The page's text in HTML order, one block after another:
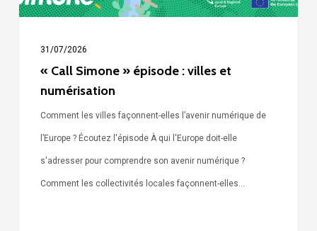
31/07/2026
« Call Simone » épisode : villes et
numérisation
Comment les villes façonnent-elles l’avenir numérique de
l’Europe ? Écoutez l'épisode À qui l'Europe doit-elle
s'adresser pour comprendre son avenir numérique ?
Comment les collectivités locales façonnent-elles…